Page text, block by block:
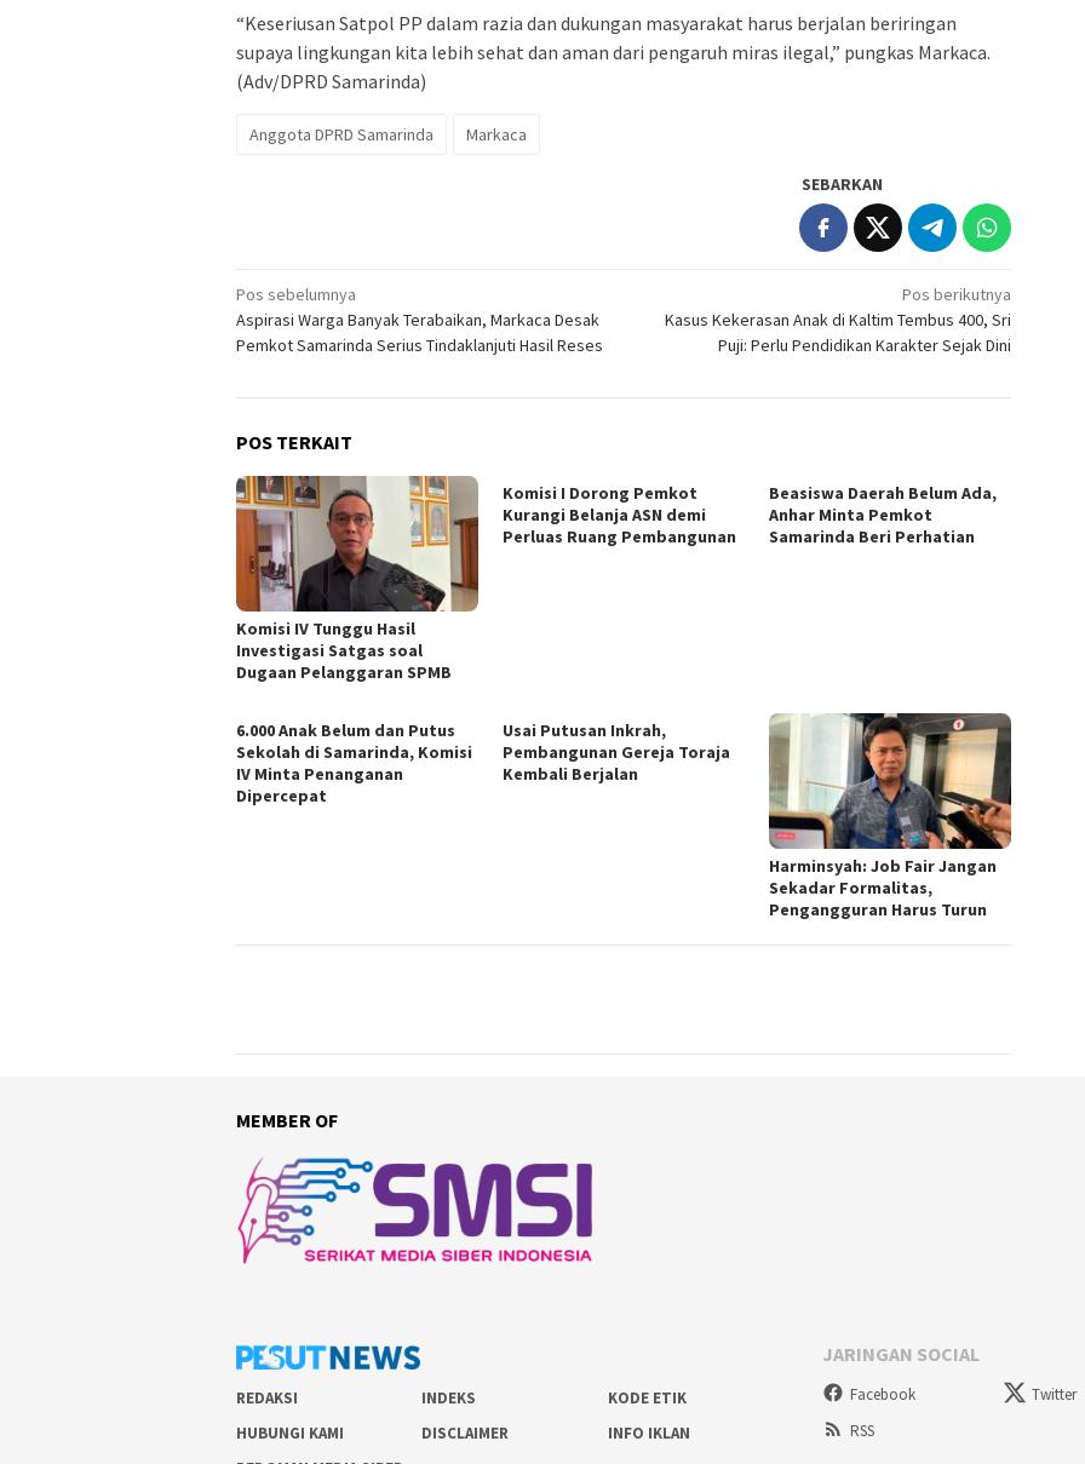
“Keseriusan Satpol PP dalam razia dan dukungan masyarakat harus berjalan beriringan
supaya lingkungan kita lebih sehat dan aman dari pengaruh miras ilegal,” pungkas Markaca.
(Adv/DPRD Samarinda)
Anggota DPRD Samarinda Markaca
SEBARKAN
Navigasi
pos
Pos sebelumnya
Aspirasi Warga Banyak Terabaikan, Markaca Desak
Pemkot Samarinda Serius Tindaklanjuti Hasil Reses
Pos berikutnya
Kasus Kekerasan Anak di Kaltim Tembus 400, Sri
Puji: Perlu Pendidikan Karakter Sejak Dini
POS TERKAIT
Komisi IV Tunggu Hasil
Investigasi Satgas soal
Dugaan Pelanggaran SPMB
Komisi I Dorong Pemkot
Kurangi Belanja ASN demi
Perluas Ruang Pembangunan
Beasiswa Daerah Belum Ada,
Anhar Minta Pemkot
Samarinda Beri Perhatian
6.000 Anak Belum dan Putus
Sekolah di Samarinda, Komisi
IV Minta Penanganan
Dipercepat
Usai Putusan Inkrah,
Pembangunan Gereja Toraja
Kembali Berjalan
Harminsyah: Job Fair Jangan
Sekadar Formalitas,
Pengangguran Harus Turun
MEMBER OF
REDAKSI INDEKS
KODE ETIK
HUBUNGI KAMI
DISCLAIMER
INFO IKLAN
JARINGAN SOCIAL
Facebook Twitter
RSS